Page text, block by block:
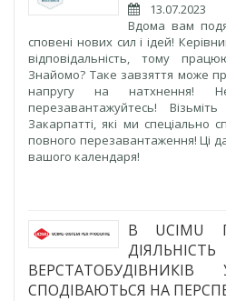
13.07.2023
Вдома вам
сповені нових сил і ідей!
відповідальність, тому
Знайомо? Таке завзяття може
напругу на натхнення!
перезавантажуйтесь!
Закарпатті, які ми спеціально
повного перезавантаження! Ці
вашого календаря!
В UCIMU
СПОДІВАЮТЬСЯ НА